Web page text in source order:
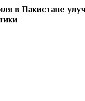
в Пакистане